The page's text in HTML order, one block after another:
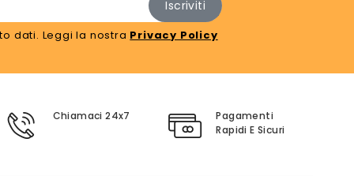
dati. Leggi la nostra Privacy Policy
Chiamaci 24x7
Pagamenti
Rapidi E Sicuri